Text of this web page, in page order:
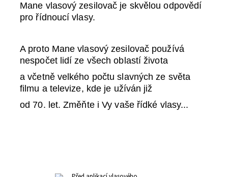
Mane vlasový zesilovač je skvělou odpovědí
pro řídnoucí vlasy.
A proto Mane vlasový zesilovač používá
nespočet lidí ze všech oblastí života
a včetně velkého počtu slavných ze světa
filmu a televize, kde je užíván již
od 70. let. Změňte i Vy vaše řídké vlasy...